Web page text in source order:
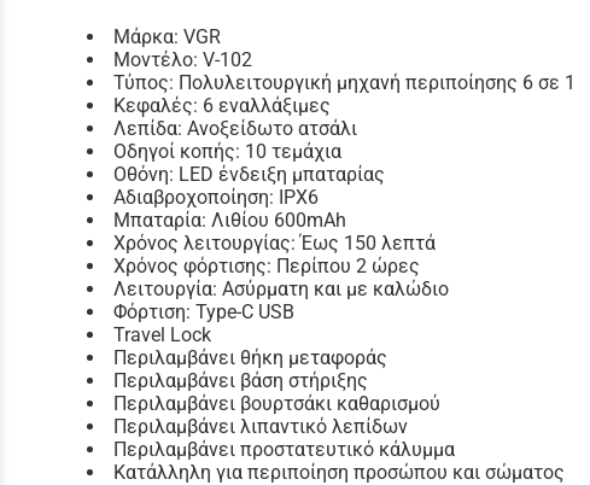
Μάρκα: VGR
Μοντέλο: V-102
Τύπος: Πολυλειτουργική μηχανή περιποίησης 6 σε 1
Κεφαλές: 6 εναλλάξιμες
Λεπίδα: Ανοξείδωτο ατσάλι
Οδηγοί κοπής: 10 τεμάχια
Οθόνη: LED ένδειξη μπαταρίας
Αδιαβροχοποίηση: IPX6
Μπαταρία: Λιθίου 600mAh
Χρόνος λειτουργίας: Έως 150 λεπτά
Χρόνος φόρτισης: Περίπου 2 ώρες
Λειτουργία: Ασύρματη και με καλώδιο
Φόρτιση: Type-C USB
Travel Lock
Περιλαμβάνει θήκη μεταφοράς
Περιλαμβάνει βάση στήριξης
Περιλαμβάνει βουρτσάκι καθαρισμού
Περιλαμβάνει λιπαντικό λεπίδων
Περιλαμβάνει προστατευτικό κάλυμμα
Κατάλληλη για περιποίηση προσώπου και σώματος